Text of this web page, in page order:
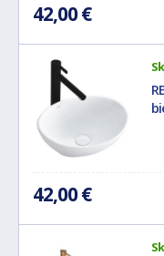
42,00 €
42,00 €